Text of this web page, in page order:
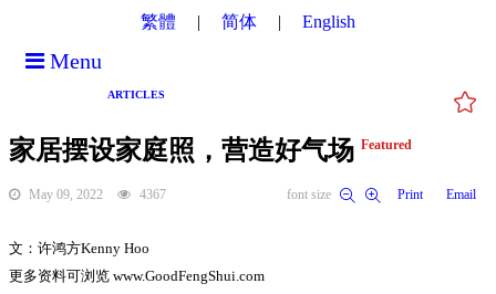
繁體 简体 English
Menu
ARTICLES
家居摆设家庭照，营造好气场 Featured
May 09, 2022 4367 font size Print Email
文：许鸿方Kenny Hoo
更多资料可浏览 www.GoodFengShui.com